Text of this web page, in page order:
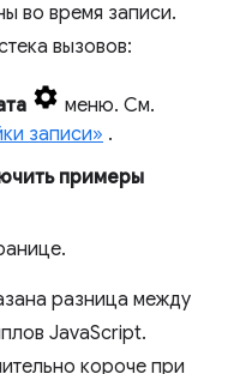
во время записи.
вызовов:
меню. См.
записи» .
примеры
разница между
JavaScript.
короче при